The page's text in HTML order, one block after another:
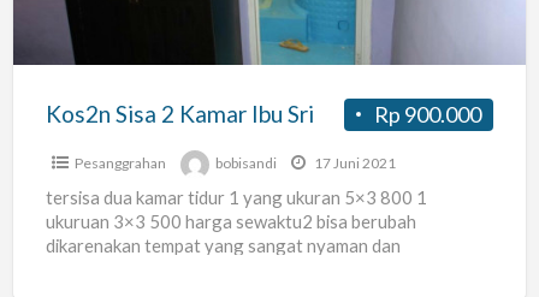
Rp 900.000
Kos2n Sisa 2 Kamar Ibu Sri
Pesanggrahan bobisandi 17 Juni 2021
tersisa dua kamar tidur 1 yang ukuran 5×3 800 1
ukuruan 3×3 500 harga sewaktu2 bisa berubah
dikarenakan tempat yang sangat nyaman dan